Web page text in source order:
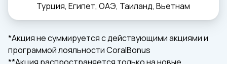
Турция, Египет, ОАЭ, Таиланд, Вьетнам
*Акция не суммируется с действующими акциями и
программой лояльности CoralBonus